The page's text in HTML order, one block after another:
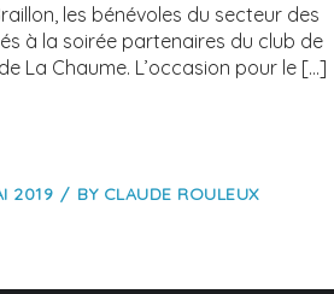
les bénévoles du secteur des
à la soirée partenaires du club de
La Chaume. L’occasion pour le […]
2019 BY CLAUDE ROULEUX